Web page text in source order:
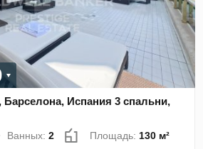
Барселона, Испания 3 спальни,
Ванных:2 Площадь:130 м²